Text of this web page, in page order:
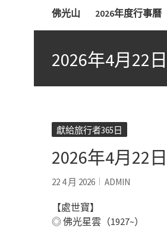
佛光山 2026年度行事曆
2026年4月22日
獻給旅行者365日
2026年4月22日
22 4 月 2026 ADMIN
【處世寶】
◎ 佛光星雲（1927~）